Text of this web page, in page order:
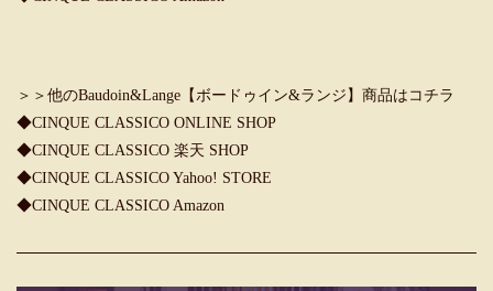
＞＞他のBaudoin&Lange【ボードゥイン&ランジ】商品はコチラ
◆CINQUE CLASSICO ONLINE SHOP
◆CINQUE CLASSICO 楽天 SHOP
◆CINQUE CLASSICO Yahoo! STORE
◆CINQUE CLASSICO Amazon